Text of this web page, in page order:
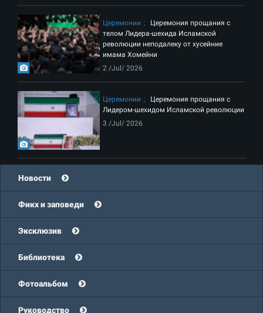
Церемонии
Церемония прощания с
телом Лидера-шехида Исламской
революции неподалеку от хусейние
имама Хомейни
2 /Jul/ 2026
Церемонии
Церемония прощания с
Лидером-шехидом Исламской революции
3 /Jul/ 2026
Новости
Фикх и заповеди
Эксклюзив
Библиотека
Фотоальбом
Руководство